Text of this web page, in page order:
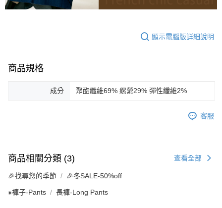
顯示電腦版詳細說明
商品規格
成分 聚酯纖維69% 縲縈29% 彈性纖維2%
客服
商品相關分類 (3) 查看全部
🎉找尋您的季節 🎉冬SALE-50%off
⁕褲子-Pants 長褲-Long Pants